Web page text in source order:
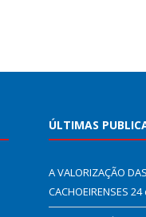
ÚLTIMAS
A VALORIZAÇÃO
CACHOEIRENSES 24